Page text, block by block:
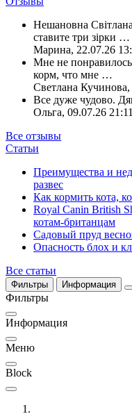
Нешановна
ставите три зірки …
Марина, 22.07.26
Мне не
корм, что мне …
Светлана Кучинова,
Все дуже чудово.
Ольга, 09.07.26 21:11
Все отзывы
Статьи
Преимущества и
развес
Как кормить кота,
Royal Canin British
котам-британцам
Садовый пруд
Опасность блох и
Все статьи
Фильтры Информация
Фильтры
Информация
Меню
Block